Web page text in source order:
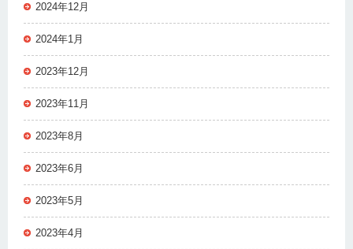
2024年12月
2024年1月
2023年12月
2023年11月
2023年8月
2023年6月
2023年5月
2023年4月